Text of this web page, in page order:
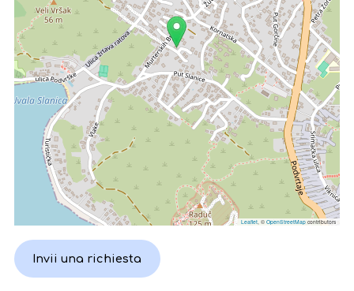
Leaflet , © OpenStreetMap contributors
Invii una richiesta